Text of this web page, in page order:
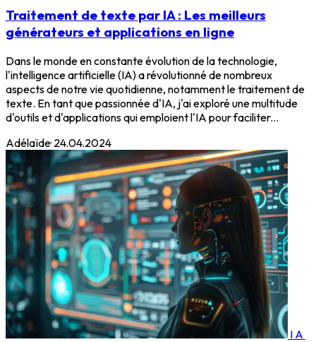
Traitement de texte par IA : Les meilleurs
générateurs et applications en ligne
Dans le monde en constante évolution de la technologie,
l'intelligence artificielle (IA) a révolutionné de nombreux
aspects de notre vie quotidienne, notamment le traitement de
texte. En tant que passionnée d'IA, j'ai exploré une multitude
d'outils et d'applications qui emploient l'IA pour faciliter...
Adélaïde· 24.04.2024
IA